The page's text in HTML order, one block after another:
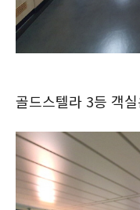
골드스텔라 3등 객